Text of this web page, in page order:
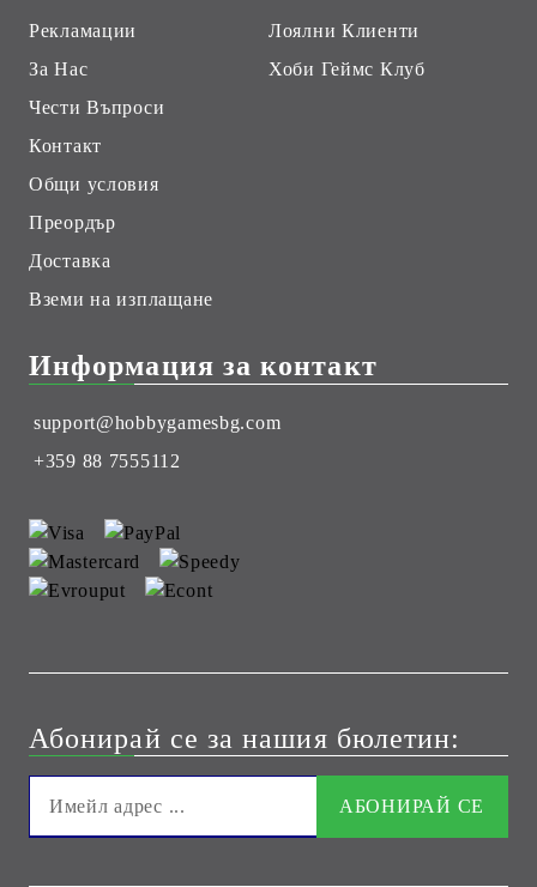
Рекламации
За Нас
Чести Въпроси
Контакт
Общи условия
Преордър
Доставка
Вземи на изплащане
Лоялни Клиенти
Хоби Геймс Клуб
Информация за контакт
support@hobbygamesbg.com
+359 88 7555112
Абонирай се за нашия бюлетин: